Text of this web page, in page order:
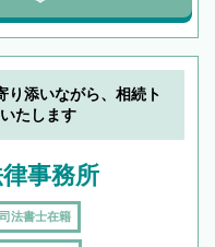
り添いながら、相続ト
たします
事務所
司法書士在籍